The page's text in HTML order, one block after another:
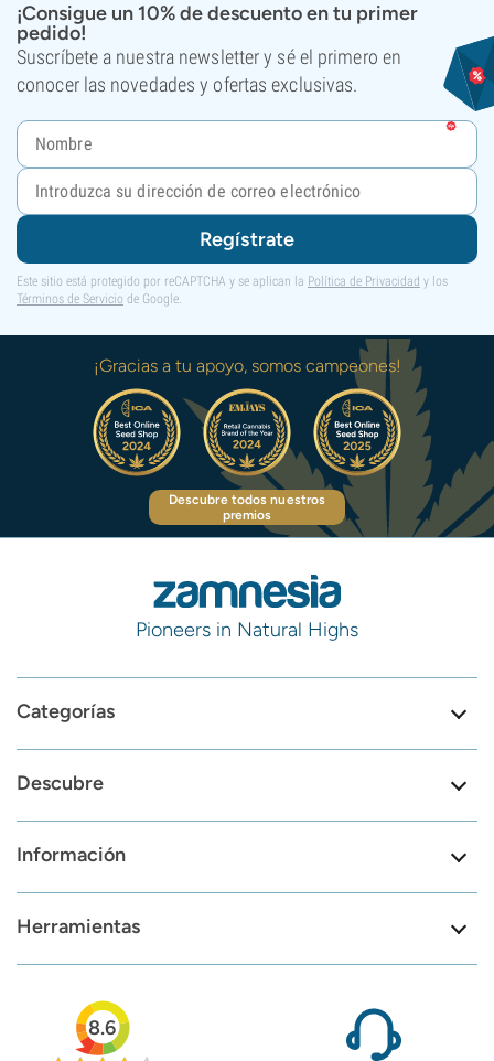
¡Consigue un 10% de descuento en tu primer
pedido!
Suscríbete a nuestra newsletter y sé el primero en
conocer las novedades y ofertas exclusivas.
Regístrate
Este sitio está protegido por reCAPTCHA y se aplican la Política de Privacidad y los
Términos de Servicio de Google.
¡Gracias a tu apoyo, somos campeones!
Descubre todos nuestros
premios
Pioneers in Natural Highs
Categorías
Descubre
Información
Herramientas
8.6